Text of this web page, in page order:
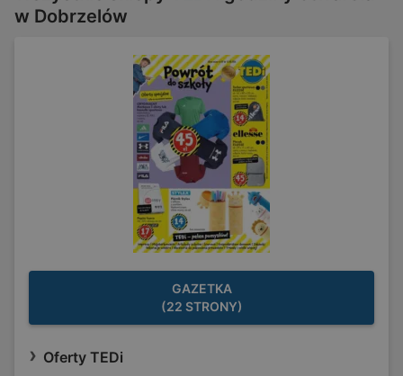
w Dobrzelów
GAZETKA
(22 STRONY)
Oferty TEDi